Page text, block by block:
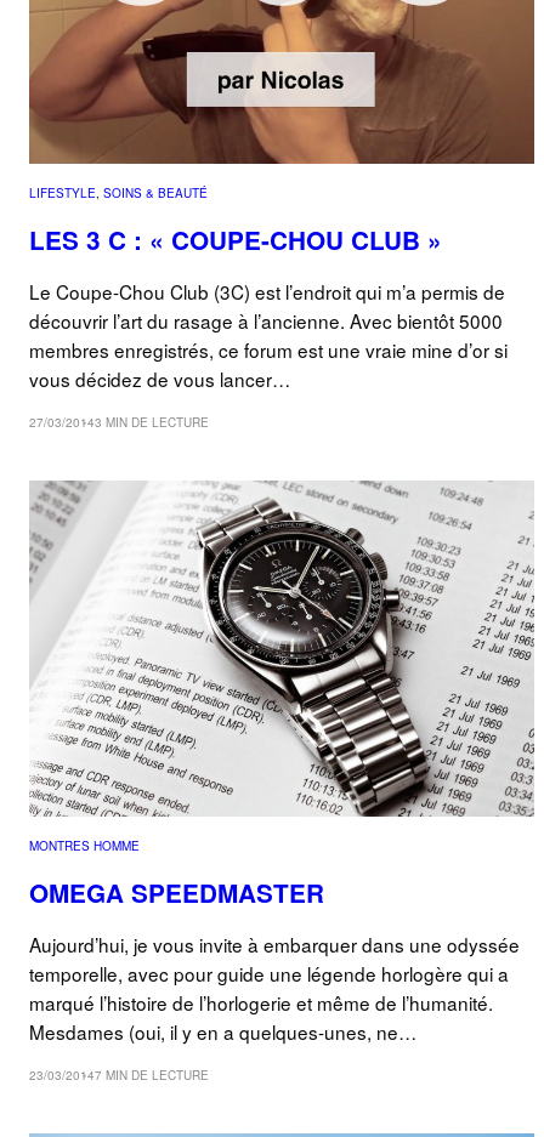
LIFESTYLE SOINS & BEAUTÉ
LES 3 C : « COUPE-CHOU CLUB »
Le Coupe-Chou Club (3C) est l’endroit qui m’a permis de
découvrir l’art du rasage à l’ancienne. Avec bientôt 5000
membres enregistrés, ce forum est une vraie mine d’or si
vous décidez de vous lancer…
27/03/20143 MIN DE LECTURE
MONTRES HOMME
OMEGA SPEEDMASTER
Aujourd’hui, je vous invite à embarquer dans une odyssée
temporelle, avec pour guide une légende horlogère qui a
marqué l’histoire de l’horlogerie et même de l’humanité.
Mesdames (oui, il y en a quelques-unes, ne…
23/03/20147 MIN DE LECTURE